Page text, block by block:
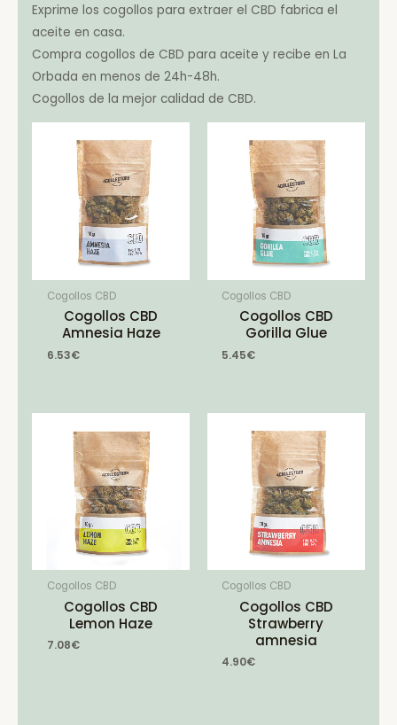
Exprime los cogollos para extraer el CBD fabrica el
aceite en casa.
Compra cogollos de CBD para aceite y recibe en La
Orbada en menos de 24h-48h.
Cogollos de la mejor calidad de CBD.
Cogollos CBD
Cogollos CBD
Amnesia Haze
6.53€
Cogollos CBD
Cogollos CBD
Gorilla Glue
5.45€
Cogollos CBD
Cogollos CBD
Lemon Haze
7.08€
Cogollos CBD
Cogollos CBD
Strawberry
amnesia
4.90€